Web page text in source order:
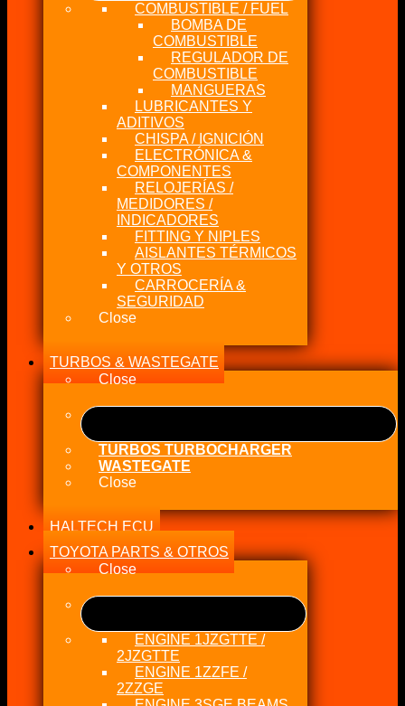
COMBUSTIBLE / FUEL
BOMBA DE
COMBUSTIBLE
REGULADOR DE
COMBUSTIBLE
MANGUERAS
LUBRICANTES Y
ADITIVOS
CHISPA / IGNICIÓN
ELECTRÓNICA &
COMPONENTES
RELOJERÍAS /
MEDIDORES /
INDICADORES
FITTING Y NIPLES
AISLANTES TÉRMICOS
Y OTROS
CARROCERÍA &
SEGURIDAD
Close
TURBOS & WASTEGATE
Close
TURBOS TURBOCHARGER
WASTEGATE
Close
HALTECH ECU
TOYOTA PARTS & OTROS
Close
ENGINE 1JZGTTE /
2JZGTTE
ENGINE 1ZZFE /
2ZZGE